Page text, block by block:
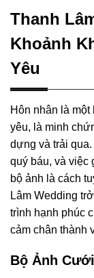
Thanh
Khoảnh
Yêu
Hôn nhân là
yêu, là minh
dựng và trải
quý báu, và việc
bộ ảnh là cách
Lâm Wedding
trình hạnh phúc
cảm chân thành
Bộ Ảnh